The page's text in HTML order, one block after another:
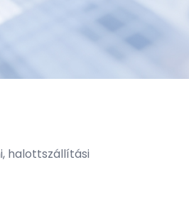
halottszállítási